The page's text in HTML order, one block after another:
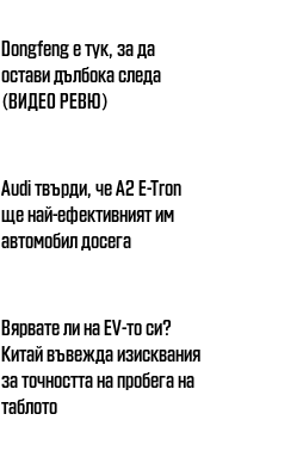
Dongfeng e тук, за да
остави дълбока следа
(ВИДЕО РЕВЮ)
Audi твърди, че A2 E-Tron
ще най-ефективният им
автомобил досега
Вярвате ли на EV-то си?
Китай въвежда изисквания
за точността на пробега на
таблото